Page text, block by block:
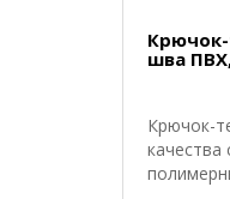
Крючок-
шва
Крючок-